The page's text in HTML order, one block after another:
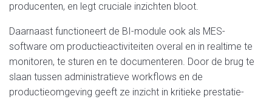
producenten, en legt cruciale inzichten bloot.
Daarnaast functioneert de BI-module ook als MES-
software om productieactiviteiten overal en in realtime te
monitoren, te sturen en te documenteren. Door de brug te
slaan tussen administratieve workflows en de
productieomgeving geeft ze inzicht in kritieke prestatie-